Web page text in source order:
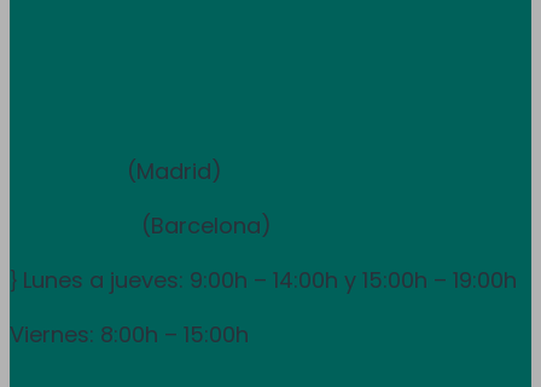
(Madrid)
(Barcelona)
} Lunes a jueves: 9:00h – 14:00h y 15:00h – 19:00h
Viernes: 8:00h – 15:00h